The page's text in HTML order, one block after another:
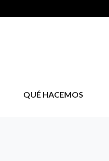
QUÉ HACEMOS